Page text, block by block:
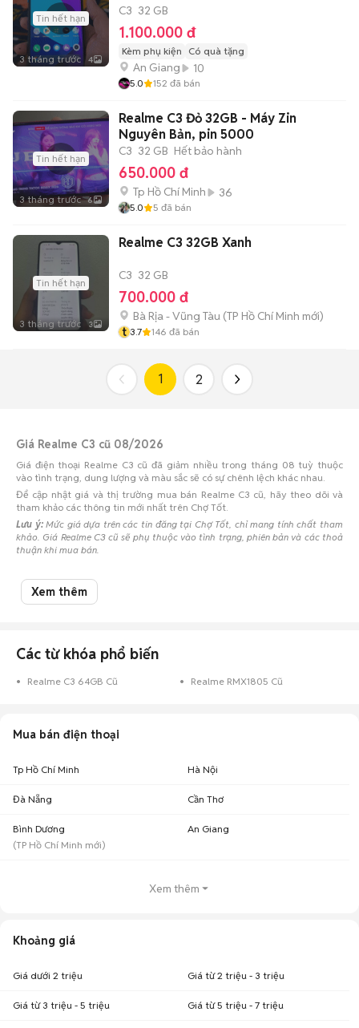
Tin hết hạn
3 tháng trước 4
C3 32 GB
1.100.000 đ
Kèm phụ kiện Có quà tặng
An Giang 10
5.0 152 đã bán
Tin hết hạn
3 tháng trước 6
Realme C3 Đỏ 32GB - Máy Zin
Nguyên Bản, pin 5000
C3 32 GB Hết bảo hành
650.000 đ
Tp Hồ Chí Minh 36
5.0 5 đã bán
Tin hết hạn
3 tháng trước 3
Realme C3 32GB Xanh
C3 32 GB
700.000 đ
Bà Rịa - Vũng Tàu (TP Hồ Chí Minh mới)
t 3.7 146 đã bán
1 2
Giá Realme C3 cũ 08/2026
Giá điện thoại Realme C3 cũ đã giảm nhiều trong tháng 08 tuỳ thuộc
vào tình trạng, dung lượng và màu sắc sẽ có sự chênh lệch khác nhau.
Để cập nhật giá và thị trường mua bán Realme C3 cũ, hãy theo dõi và
tham khảo các thông tin mới nhất trên Chợ Tốt.
Lưu ý:Mức giá dựa trên các tin đăng tại Chợ Tốt, chỉ mang tính chất tham
khảo. Giá Realme C3 cũ sẽ phụ thuộc vào tình trạng, phiên bản và các thoả
thuận khi mua bán.
Mua bán Realme C3 cũ
Chợ Tốt có 22 tin đăng bán, mua Realme C3 cũ với nhiều khoảng giá giúp
Xem thêm
Các từ khóa phổ biến
Realme C3 64GB Cũ Realme RMX1805 Cũ
Mua bán điện thoại
Tp Hồ Chí Minh Hà Nội
Đà Nẵng Cần Thơ
Bình Dương
(TP Hồ Chí Minh mới)
An Giang
Xem thêm
Khoảng giá
Giá dưới 2 triệu Giá từ 2 triệu - 3 triệu
Giá từ 3 triệu - 5 triệu Giá từ 5 triệu - 7 triệu